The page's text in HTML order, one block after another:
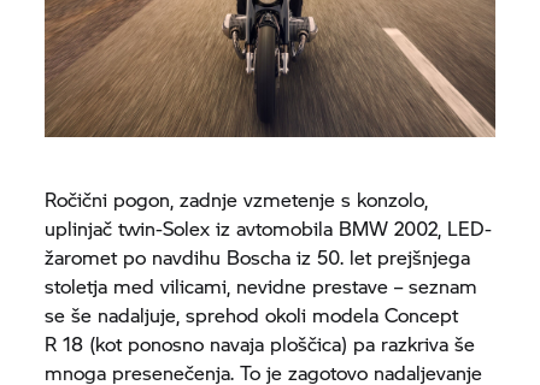
Ročični pogon, zadnje vzmetenje s konzolo,
uplinjač twin-Solex iz avtomobila BMW 2002, LED-
žaromet po navdihu Boscha iz 50. let prejšnjega
stoletja med vilicami, nevidne prestave – seznam
se še nadaljuje, sprehod okoli modela Concept
R 18 (kot ponosno navaja ploščica) pa razkriva še
mnoga presenečenja. To je zagotovo nadaljevanje